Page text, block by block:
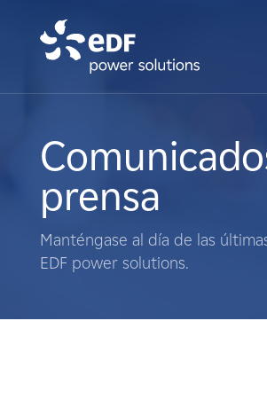
Qué hacemos
Terratenientes
prensa
Manténgase al día de las
EDF power solutions.